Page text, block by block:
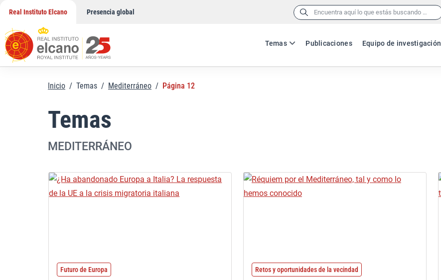
contenido
Real Instituto Elcano Presencia global Buscar:
Temas Publicaciones Equipo de investigación
Inicio / Temas / Mediterráneo / Página 12
Temas
MEDITERRÁNEO
Futuro de Europa Retos y oportunidades de la vecindad